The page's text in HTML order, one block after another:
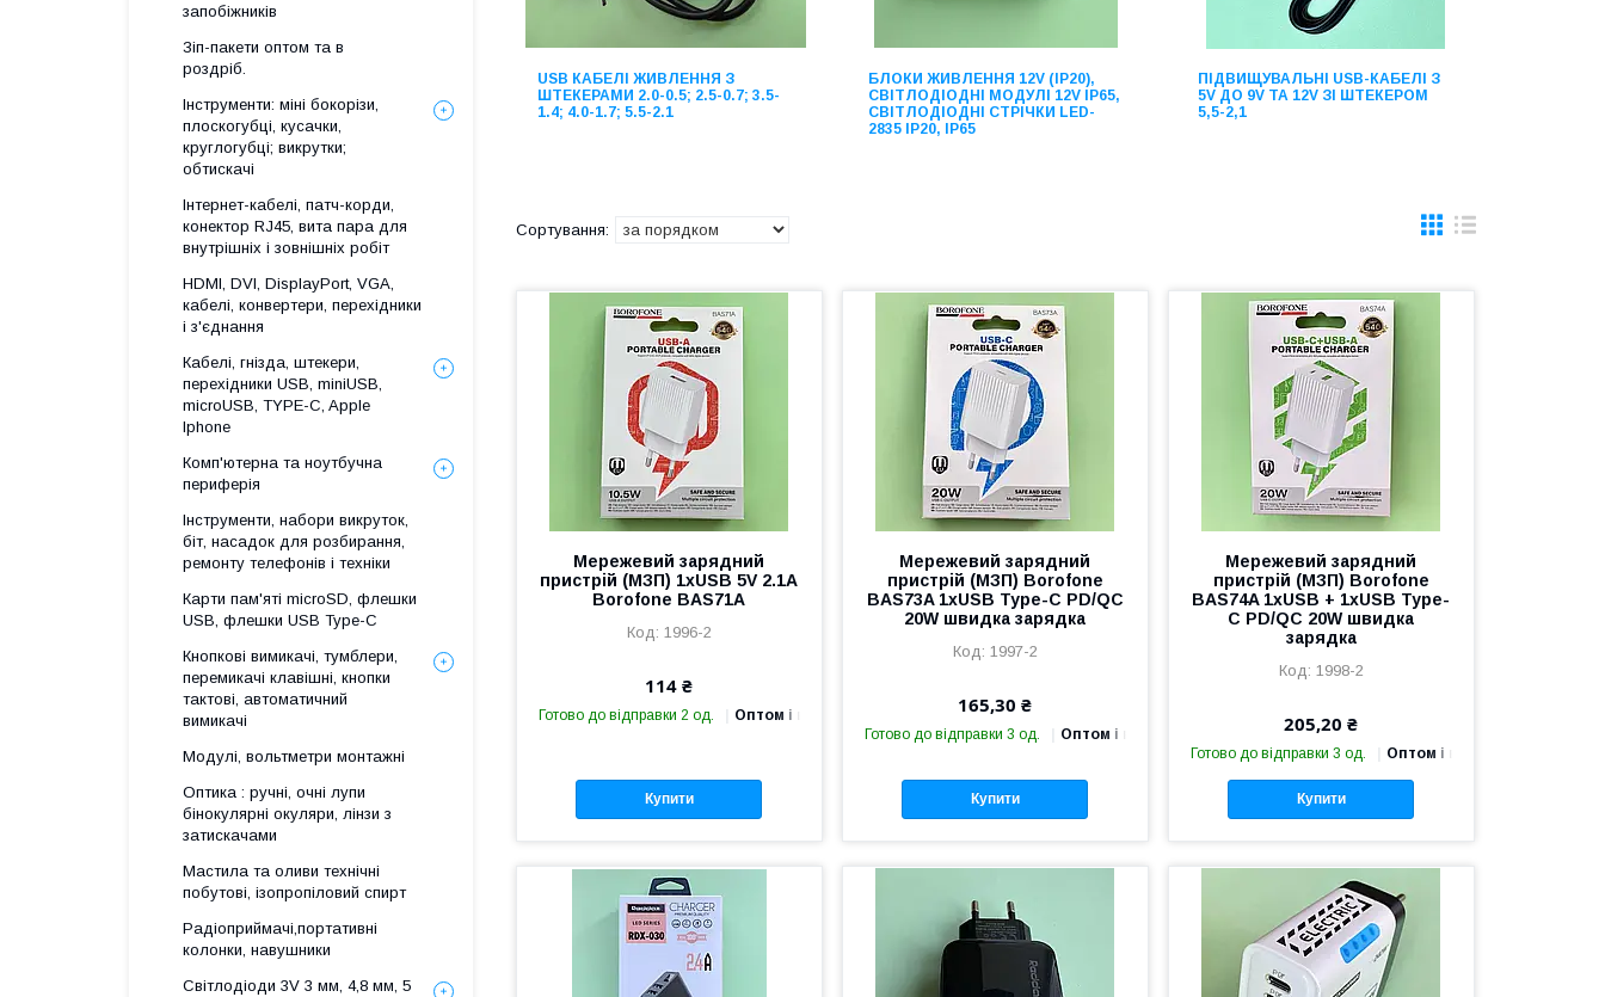
USB КАБЕЛІ ЖИВЛЕННЯ З
ШТЕКЕРАМИ 2.0-0.5; 2.5-0.7; 3.5-
1.4; 4.0-1.7; 5.5-2.1
БЛОКИ ЖИВЛЕННЯ 12V (IP20),
СВІТЛОДІОДНІ МОДУЛІ 12V IP65,
СВІТЛОДІОДНІ СТРІЧКИ LED-
2835 IP20, IP65
ПІДВИЩУВАЛЬНІ USB-КАБЕЛІ З
5V ДО 9V ТА 12V ЗІ ШТЕКЕРОМ
5,5-2,1
Мережевий зарядний
пристрій (МЗП) 1хUSB 5V 2.1A
Borofone BAS71A
1996-2
114 ₴
Готово до відправки 2 од. Оптом і в роздріб
Купити
Мережевий зарядний
пристрій (МЗП) Borofone
BAS73A 1хUSB Type-C PD/QC
20W швидка зарядка
1997-2
165,30 ₴
Готово до відправки 3 од. Оптом і в роздріб
Купити
Мережевий зарядний
пристрій (МЗП) Borofone
BAS74A 1хUSB + 1хUSB Type-
C PD/QC 20W швидка
зарядка
1998-2
205,20 ₴
Готово до відправки 3 од. Оптом і в роздріб
Купити
запобіжників
Зіп-пакети оптом та в
роздріб.
Інструменти: міні бокорізи,
плоскогубці, кусачки,
круглогубці; викрутки;
обтискачі
Інтернет-кабелі, патч-корди,
конектор RJ45, вита пара для
внутрішніх і зовнішніх робіт
HDMI, DVI, DisplayPort, VGA,
кабелі, конвертери, перехідники
і з'єднання
Кабелі, гнізда, штекери,
перехідники USB, miniUSB,
microUSB, TYPE-C, Apple
Iphone
Комп'ютерна та ноутбучна
периферія
Інструменти, набори викруток,
біт, насадок для розбирання,
ремонту телефонів і техніки
Карти пам'яті microSD, флешки
USB, флешки USB Type-C
Кнопкові вимикачі, тумблери,
перемикачі клавішні, кнопки
тактові, автоматичний
вимикачі
Модулі, вольтметри монтажні
Оптика : ручні, очні лупи
бінокулярні окуляри, лінзи з
затискачами
Мастила та оливи технічні
побутові, ізопропіловий спирт
Радіоприймачі,портативні
колонки, навушники
Світлодіоди 3V 3 мм, 4,8 мм, 5